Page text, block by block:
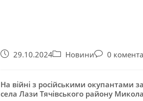
29.10.2024 Новини 0
На війні з російськими окупантами
села Лази Тячівського району